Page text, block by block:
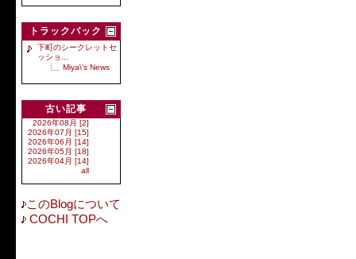
トラックバック
下町のシークレットセ
ッショ...
Miya\'s News
古い記事
2026年08月 [2]
2026年07月 [15]
2026年06月 [14]
2026年05月 [18]
2026年04月 [14]
all
このBlogについて
COCHI TOPへ